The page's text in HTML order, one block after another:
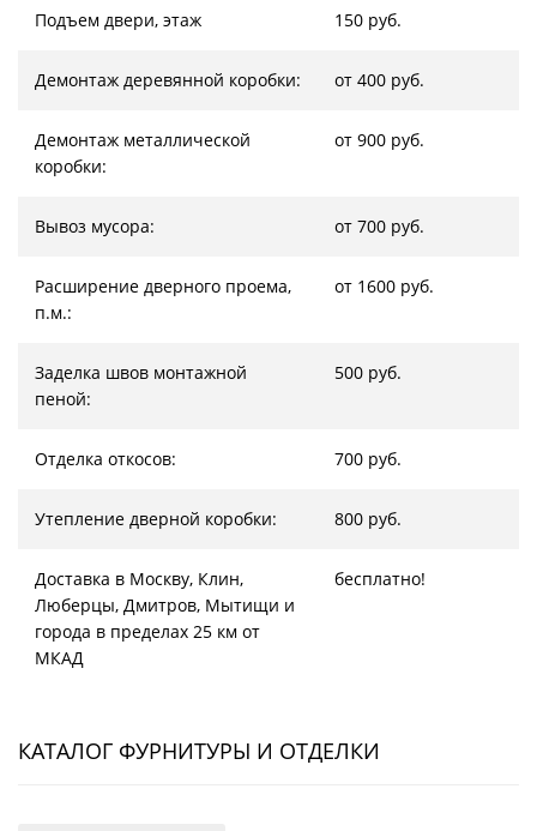
Подъем двери, этаж 150 руб.
Демонтаж деревянной коробки: от 400 руб.
Демонтаж металлической
коробки:
от 900 руб.
Вывоз мусора: от 700 руб.
Расширение дверного проема,
п.м.:
от 1600 руб.
Заделка швов монтажной
пеной:
500 руб.
Отделка откосов: 700 руб.
Утепление дверной коробки: 800 руб.
Доставка в Москву, Клин,
Люберцы, Дмитров, Мытищи и
города в пределах 25 км от
МКАД
бесплатно!
КАТАЛОГ ФУРНИТУРЫ И ОТДЕЛКИ